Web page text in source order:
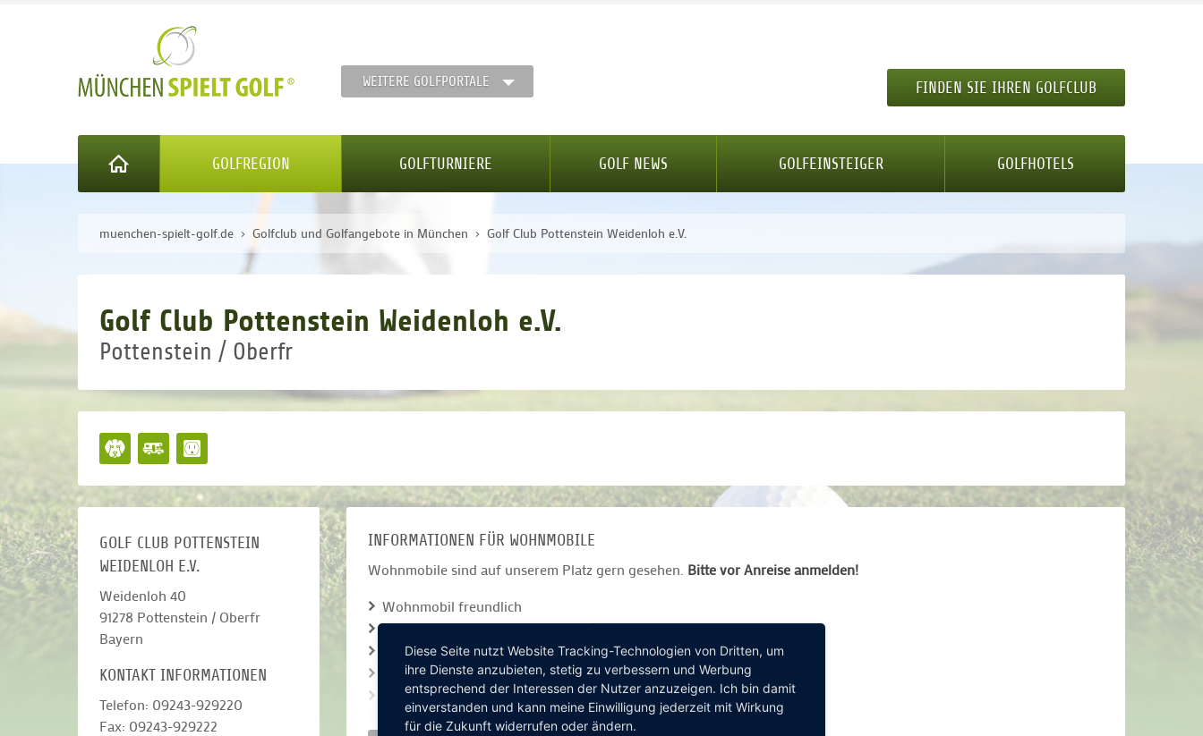
WEITERE GOLFPORTALE FINDEN SIE IHREN GOLFCLUB
GOLFREGION GOLFTURNIERE GOLF NEWS GOLFEINSTEIGER GOLFHOTELS
muenchen-spielt-golf.de Golfclub und Golfangebote in München Golf Club Pottenstein Weidenloh e.V.
Golf Club Pottenstein Weidenloh e.V.
Pottenstein / Oberfr
GOLF CLUB POTTENSTEIN
WEIDENLOH E.V.
Weidenloh 40
91278 Pottenstein / Oberfr
Bayern
KONTAKT INFORMATIONEN
Telefon: 09243-929220
Fax: 09243-929222
INFORMATIONEN FÜR WOHNMOBILE
Wohnmobile sind auf unserem Platz gern gesehen. Bitte vor Anreise anmelden!
Wohnmobil freundlich
Keine Stellplätze vorhanden
Normale Parkplätze
Stellplatz bis 11m
Kein Wasseranschluss
Stromanschluss
Diese Seite nutzt Website Tracking-Technologien von Dritten, um
ihre Dienste anzubieten, stetig zu verbessern und Werbung
entsprechend der Interessen der Nutzer anzuzeigen. Ich bin damit
einverstanden und kann meine Einwilligung jederzeit mit Wirkung
für die Zukunft widerrufen oder ändern.